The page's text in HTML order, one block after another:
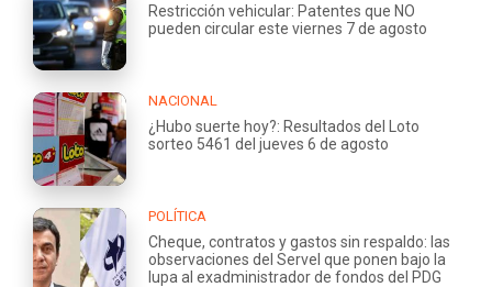
Restricción vehicular: Patentes que NO
pueden circular este viernes 7 de agosto
NACIONAL
¿Hubo suerte hoy?: Resultados del Loto
sorteo 5461 del jueves 6 de agosto
POLÍTICA
Cheque, contratos y gastos sin respaldo: las
observaciones del Servel que ponen bajo la
lupa al exadministrador de fondos del PDG